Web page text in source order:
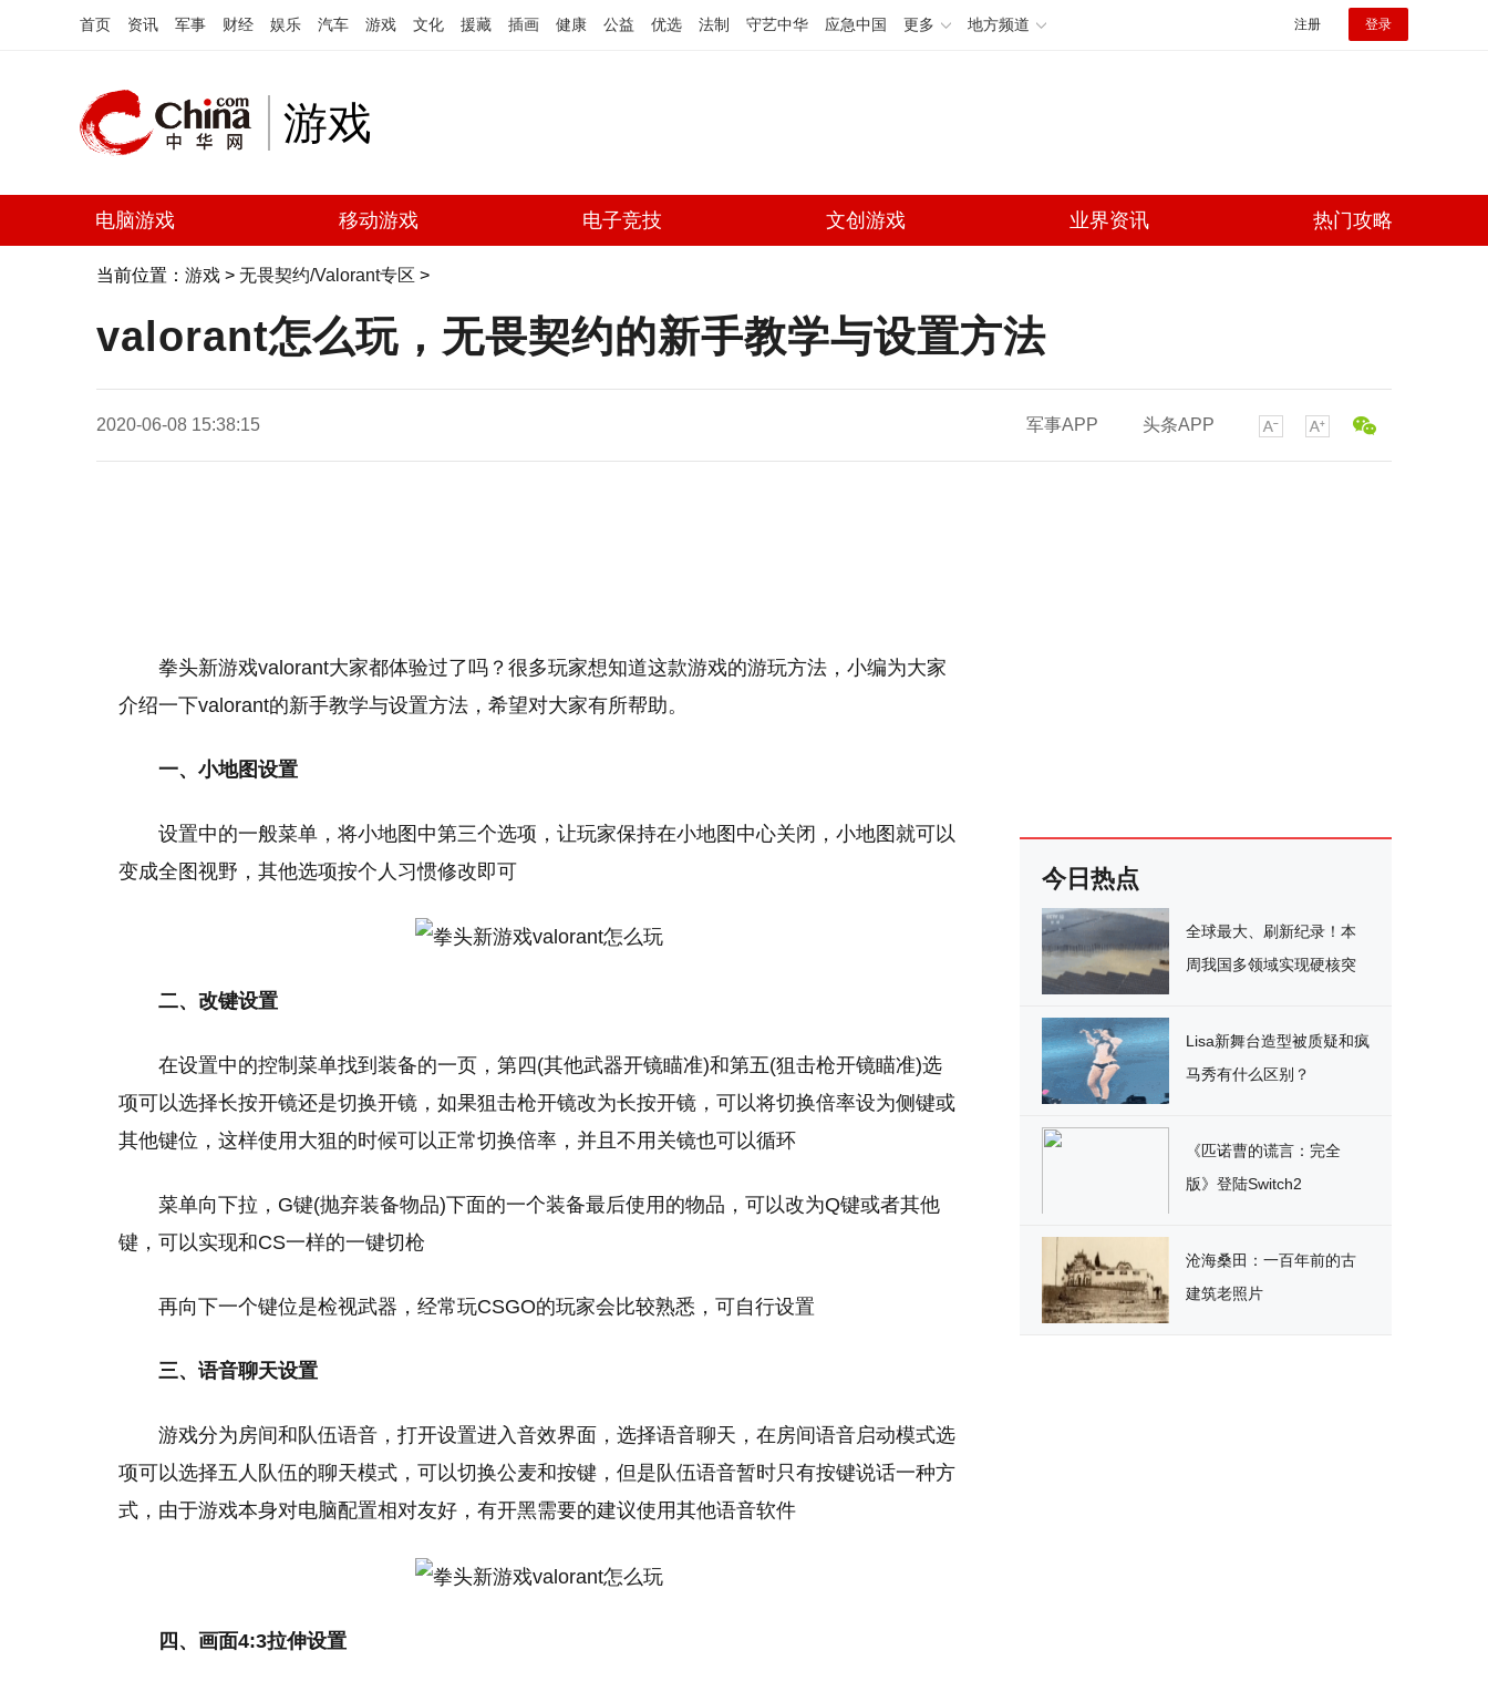
首页 资讯 军事 财经 娱乐 汽车 游戏 文化 援藏 插画 健康 公益 优选 法制 守艺中华 应急中国 更多 地方频道 注册 登录
游戏
电脑游戏 移动游戏 电子竞技 文创游戏 业界资讯 热门攻略
当前位置： 游戏 > 无畏契约/Valorant专区 >
valorant怎么玩，无畏契约的新手教学与设置方法
2020-06-08 15:38:15 军事APP 头条APP
拳头新游戏valorant大家都体验过了吗？很多玩家想知道这款游戏的游玩方法，小编为大家
介绍一下valorant的新手教学与设置方法，希望对大家有所帮助。
一、小地图设置
设置中的一般菜单，将小地图中第三个选项，让玩家保持在小地图中心关闭，小地图就可以
变成全图视野，其他选项按个人习惯修改即可
二、改键设置
在设置中的控制菜单找到装备的一页，第四(其他武器开镜瞄准)和第五(狙击枪开镜瞄准)选
项可以选择长按开镜还是切换开镜，如果狙击枪开镜改为长按开镜，可以将切换倍率设为侧键或
其他键位，这样使用大狙的时候可以正常切换倍率，并且不用关镜也可以循环
菜单向下拉，G键(抛弃装备物品)下面的一个装备最后使用的物品，可以改为Q键或者其他
键，可以实现和CS一样的一键切枪
再向下一个键位是检视武器，经常玩CSGO的玩家会比较熟悉，可自行设置
三、语音聊天设置
游戏分为房间和队伍语音，打开设置进入音效界面，选择语音聊天，在房间语音启动模式选
项可以选择五人队伍的聊天模式，可以切换公麦和按键，但是队伍语音暂时只有按键说话一种方
式，由于游戏本身对电脑配置相对友好，有开黑需要的建议使用其他语音软件
四、画面4:3拉伸设置
今日热点
全球最大、刷新纪录！本
周我国多领域实现硬核突
Lisa新舞台造型被质疑和疯
马秀有什么区别？
《匹诺曹的谎言：完全
版》登陆Switch2
沧海桑田：一百年前的古
建筑老照片